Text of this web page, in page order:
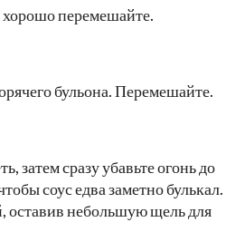
хорошо перемешайте.
бульона. Перемешайте.
затем сразу убавьте огонь до
соус едва заметно булькал.
оставив небольшую щель для